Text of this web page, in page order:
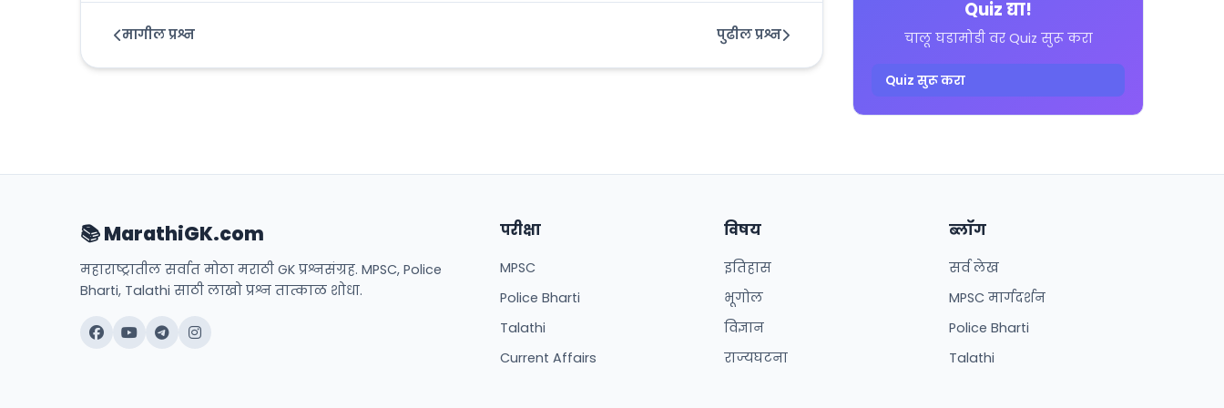
मागील प्रश्न पुढील प्रश्न
Quiz द्या!
चालू घडामोडी वर Quiz सुरू करा
Quiz सुरू करा
📚 MarathiGK.com
महाराष्ट्रातील सर्वात मोठा मराठी GK प्रश्नसंग्रह. MPSC, Police
Bharti, Talathi साठी लाखो प्रश्न तात्काळ शोधा.
परीक्षा
MPSC
Police Bharti
Talathi
Current Affairs
विषय
इतिहास
भूगोल
विज्ञान
राज्यघटना
ब्लॉग
सर्व लेख
MPSC मार्गदर्शन
Police Bharti
Talathi